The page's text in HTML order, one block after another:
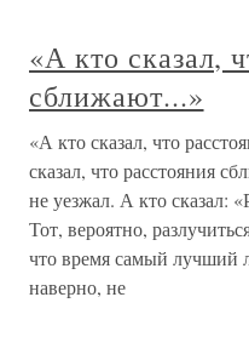
«А кто сказал,
сближают...»
«А кто сказал, что
сказал, что расстояния
не уезжал. А кто сказал:
Тот, вероятно,
что время самый лучший
наверно, не